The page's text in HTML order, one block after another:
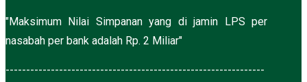
"Maksimum Nilai Simpanan yang di jamin LPS per
nasabah per bank adalah Rp. 2 Miliar"
---------------------------------------------------------------